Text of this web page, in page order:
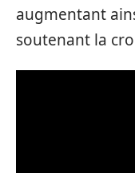
augmentant
soutenant la